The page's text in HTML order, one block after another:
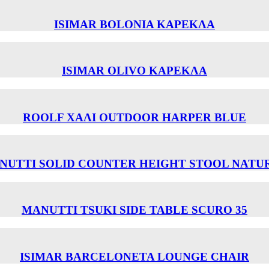
ISIMAR BOLONIA ΚΑΡΕΚΛΑ
ISIMAR OLIVO ΚΑΡΕΚΛΑ
ROOLF ΧΑΛΙ OUTDOOR HARPER BLUE
SOLID COUNTER HEIGHT STOOL
MANUTTI TSUKI SIDE TABLE SCURO 35
ISIMAR BARCELONETA LOUNGE CHAIR